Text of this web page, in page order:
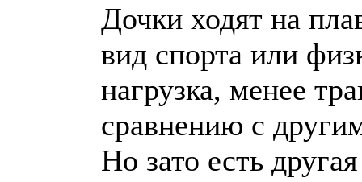
Дочки ходят на
вид спорта или
нагрузка, менее
сравнению с
Но зато есть